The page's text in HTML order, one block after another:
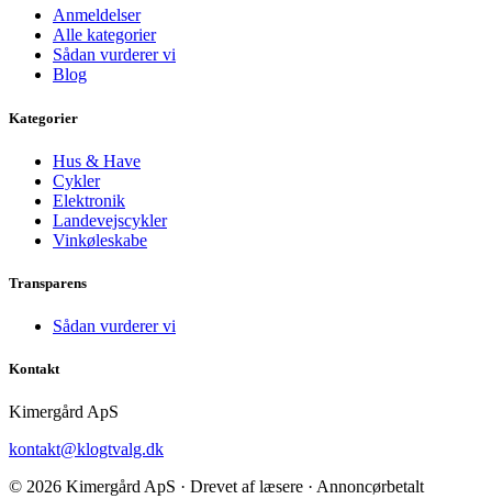
Anmeldelser
Alle kategorier
Sådan vurderer vi
Blog
Kategorier
Hus & Have
Cykler
Elektronik
Landevejscykler
Vinkøleskabe
Transparens
Sådan vurderer vi
Kontakt
Kimergård ApS
kontakt@klogtvalg.dk
© 2026 Kimergård ApS · Drevet af læsere · Annoncørbetalt